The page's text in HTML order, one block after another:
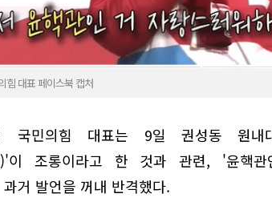
힘 대표 페이스북 캡처
국민의힘 대표는 9일 권성동 원내
)'이 조롱이라고 한 것과 관련, '윤핵
거 발언을 꺼내 반격했다.